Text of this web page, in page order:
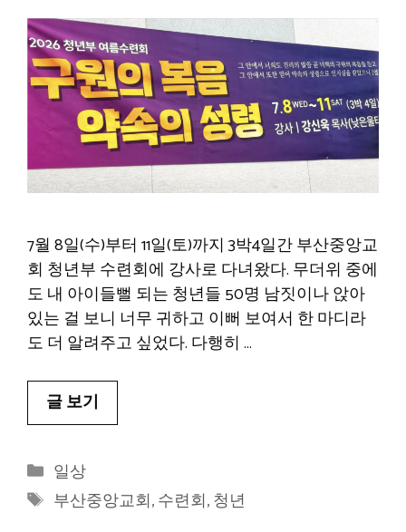
7월 8일(수)부터 11일(토)까지 3박4일간 부산중앙교
회 청년부 수련회에 강사로 다녀왔다. 무더위 중에
도 내 아이들뻘 되는 청년들 50명 남짓이나 앉아
있는 걸 보니 너무 귀하고 이뻐 보여서 한 마디라
도 더 알려주고 싶었다. 다행히 …
글 보기
카
테
고
일상
태
부산중앙교회,수련회,청년